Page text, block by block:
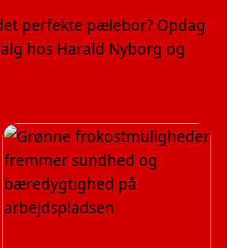
perfekte pælebor? Opdag
hos Harald Nyborg og